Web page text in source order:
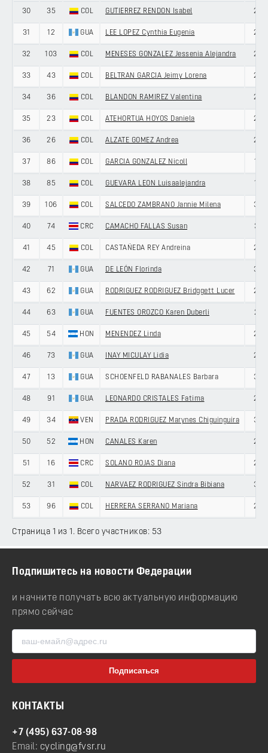
30 35 COL GUTIERREZ RENDON Isabel 20
31 12 GUA LEE LOPEZ Cynthia Eugenia 28
32 103 COL MENESES GONZALEZ Jessenia Alejandra 26
33 43 COL BELTRAN GARCIA Jeimy Lorena 27
34 36 COL BLANDON RAMIREZ Valentina 23
35 23 COL ATEHORTUA HOYOS Daniela 22
36 26 COL ALZATE GOMEZ Andrea 25
37 86 COL GARCIA GONZALEZ Nicoll 19
38 85 COL GUEVARA LEON Luisaalejandra 19
39 106 COL SALCEDO ZAMBRANO Jannie Milena 33
40 74 CRC CAMACHO FALLAS Susan 31
41 45 COL CASTAÑEDA REY Andreina 26
42 71 GUA DE LEÓN Florinda 33
43 62 GUA RODRIGUEZ RODRIGUEZ Bridggett Lucer 20
44 63 GUA FUENTES OROZCO Karen Duberli 21
45 54 HON MENENDEZ Linda 20
46 73 GUA INAY MICULAY Lidia 26
47 13 GUA SCHOENFELD RABANALES Barbara 30
48 91 GUA LEONARDO CRISTALES Fatima 20
49 34 VEN PRADA RODRIGUEZ Marynes Chiguinguira 30
50 52 HON CANALES Karen 28
51 16 CRC SOLANO ROJAS Diana 29
52 31 COL NARVAEZ RODRIGUEZ Sindra Bibiana 34
53 96 COL HERRERA SERRANO Mariana 20
Страница 1 из 1. Всего участников: 53
Подпишитесь на новости Федерации
и начните получать всю актуальную информацию
прямо сейчас
КОНТАКТЫ
+7 (495) 637-08-98
Email: cycling@fvsr.ru